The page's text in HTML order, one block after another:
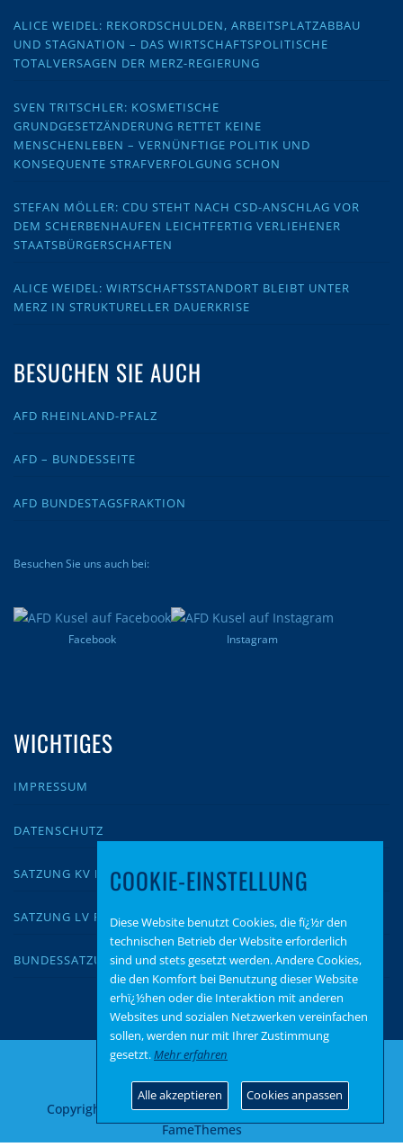
ALICE WEIDEL: REKORDSCHULDEN, ARBEITSPLATZABBAU
UND STAGNATION – DAS WIRTSCHAFTSPOLITISCHE
TOTALVERSAGEN DER MERZ-REGIERUNG
SVEN TRITSCHLER: KOSMETISCHE
GRUNDGESETZÄNDERUNG RETTET KEINE
MENSCHENLEBEN – VERNÜNFTIGE POLITIK UND
KONSEQUENTE STRAFVERFOLGUNG SCHON
STEFAN MÖLLER: CDU STEHT NACH CSD-ANSCHLAG VOR
DEM SCHERBENHAUFEN LEICHTFERTIG VERLIEHENER
STAATSBÜRGERSCHAFTEN
ALICE WEIDEL: WIRTSCHAFTSSTANDORT BLEIBT UNTER
MERZ IN STRUKTURELLER DAUERKRISE
BESUCHEN SIE AUCH
AFD RHEINLAND-PFALZ
AFD – BUNDESSEITE
AFD BUNDESTAGSFRAKTION
Besuchen Sie uns auch bei:
Facebook Instagram
WICHTIGES
IMPRESSUM
DATENSCHUTZ
SATZUNG KV KUSEL
SATZUNG LV RLP
BUNDESSATZUNG
Copyright © 2026 AfD Kusel–OnePressTheme von
FameThemes
COOKIE-EINSTELLUNG
Diese Website benutzt Cookies, die fï¿½r den
technischen Betrieb der Website erforderlich
sind und stets gesetzt werden. Andere Cookies,
die den Komfort bei Benutzung dieser Website
erhï¿½hen oder die Interaktion mit anderen
Websites und sozialen Netzwerken vereinfachen
sollen, werden nur mit Ihrer Zustimmung
gesetzt.Mehr erfahren
Alle akzeptieren Cookies anpassen